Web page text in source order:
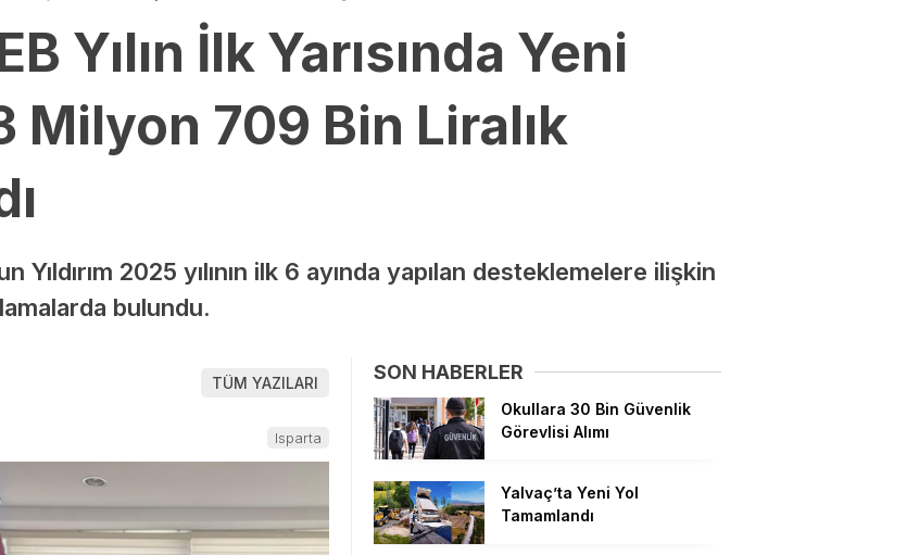
Yılın İlk Yarısında Yeni
Milyon 709 Bin Liralık
2025 yılının ilk 6 ayında yapılan desteklemelere ilişkin
bulundu.
TÜM YAZILARI
Isparta
SON HABERLER
Okullara 30 Bin Güvenlik
Görevlisi Alımı
Yalvaç’ta Yeni Yol
Tamamlandı